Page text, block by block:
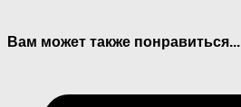
Вам может также понравиться...